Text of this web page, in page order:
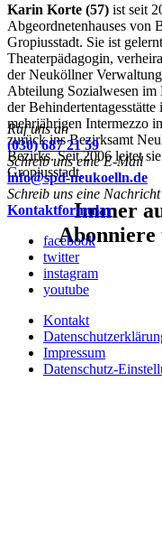
Karin Korte (57) ist seit
Abgeordnetenhauses von
Gropiusstadt. Sie ist
Theaterpädagogin,
der Neuköllner
Abteilung Sozialwesen im
der
mehrjährigen Intermezzo
zurück ins Bezirksamt
Bezirks. Seit 2006 leitet
Gropiusstadt.
Immer
Abonniere
Ruf uns an
(030) 687 21 59
Schreib uns eine E-Mail
info@spd-neukoelln.de
Schreib uns eine Nachricht
Kontaktformular
facebook
twitter
instagram
youtube
Kontakt
Impressum
Datenschutz-